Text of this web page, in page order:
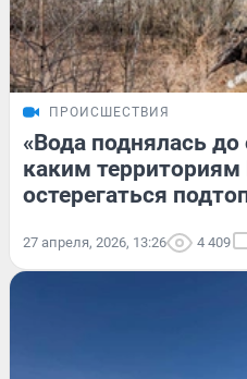
ПРОИСШЕСТВИЯ
«Вода поднялась до
каким территориям
остерегаться
27 апреля, 2026, 13:26 4 409